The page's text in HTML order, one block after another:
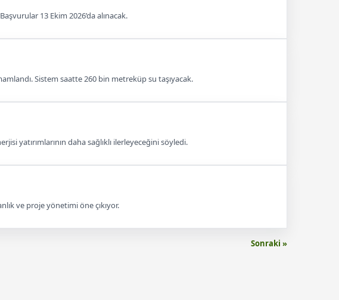
13 Ekim 2026’da alınacak.
Sistem saatte 260 bin metreküp su taşıyacak.
yatırımlarının daha sağlıklı ilerleyeceğini söyledi.
ve proje yönetimi öne çıkıyor.
Sonraki »